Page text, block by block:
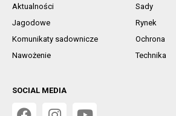
Aktualności
Sady
Jagodowe
Rynek
Komunikaty sadownicze
Ochrona
Nawożenie
Technika
SOCIAL MEDIA